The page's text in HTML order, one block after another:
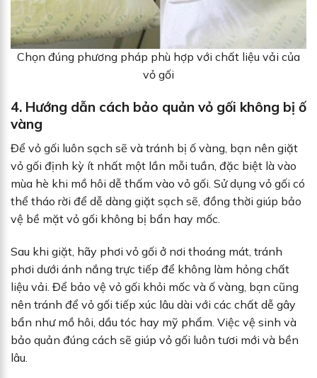
Chọn đúng phương pháp phù hợp với chất liệu vải của
vỏ gối
4. Hướng dẫn cách bảo quản vỏ gối không bị ố
vàng
Để vỏ gối luôn sạch sẽ và tránh bị ố vàng, bạn nên giặt
vỏ gối định kỳ ít nhất một lần mỗi tuần, đặc biệt là vào
mùa hè khi mồ hôi dễ thấm vào vỏ gối. Sử dụng vỏ gối có
thể tháo rời để dễ dàng giặt sạch sẽ, đồng thời giúp bảo
vệ bề mặt vỏ gối không bị bẩn hay mốc.
Sau khi giặt, hãy phơi vỏ gối ở nơi thoáng mát, tránh
phơi dưới ánh nắng trực tiếp để không làm hỏng chất
liệu vải. Để bảo vệ vỏ gối khỏi mốc và ố vàng, bạn cũng
nên tránh để vỏ gối tiếp xúc lâu dài với các chất dễ gây
bẩn như mồ hôi, dầu tóc hay mỹ phẩm. Việc vệ sinh và
bảo quản đúng cách sẽ giúp vỏ gối luôn tươi mới và bền
lâu.